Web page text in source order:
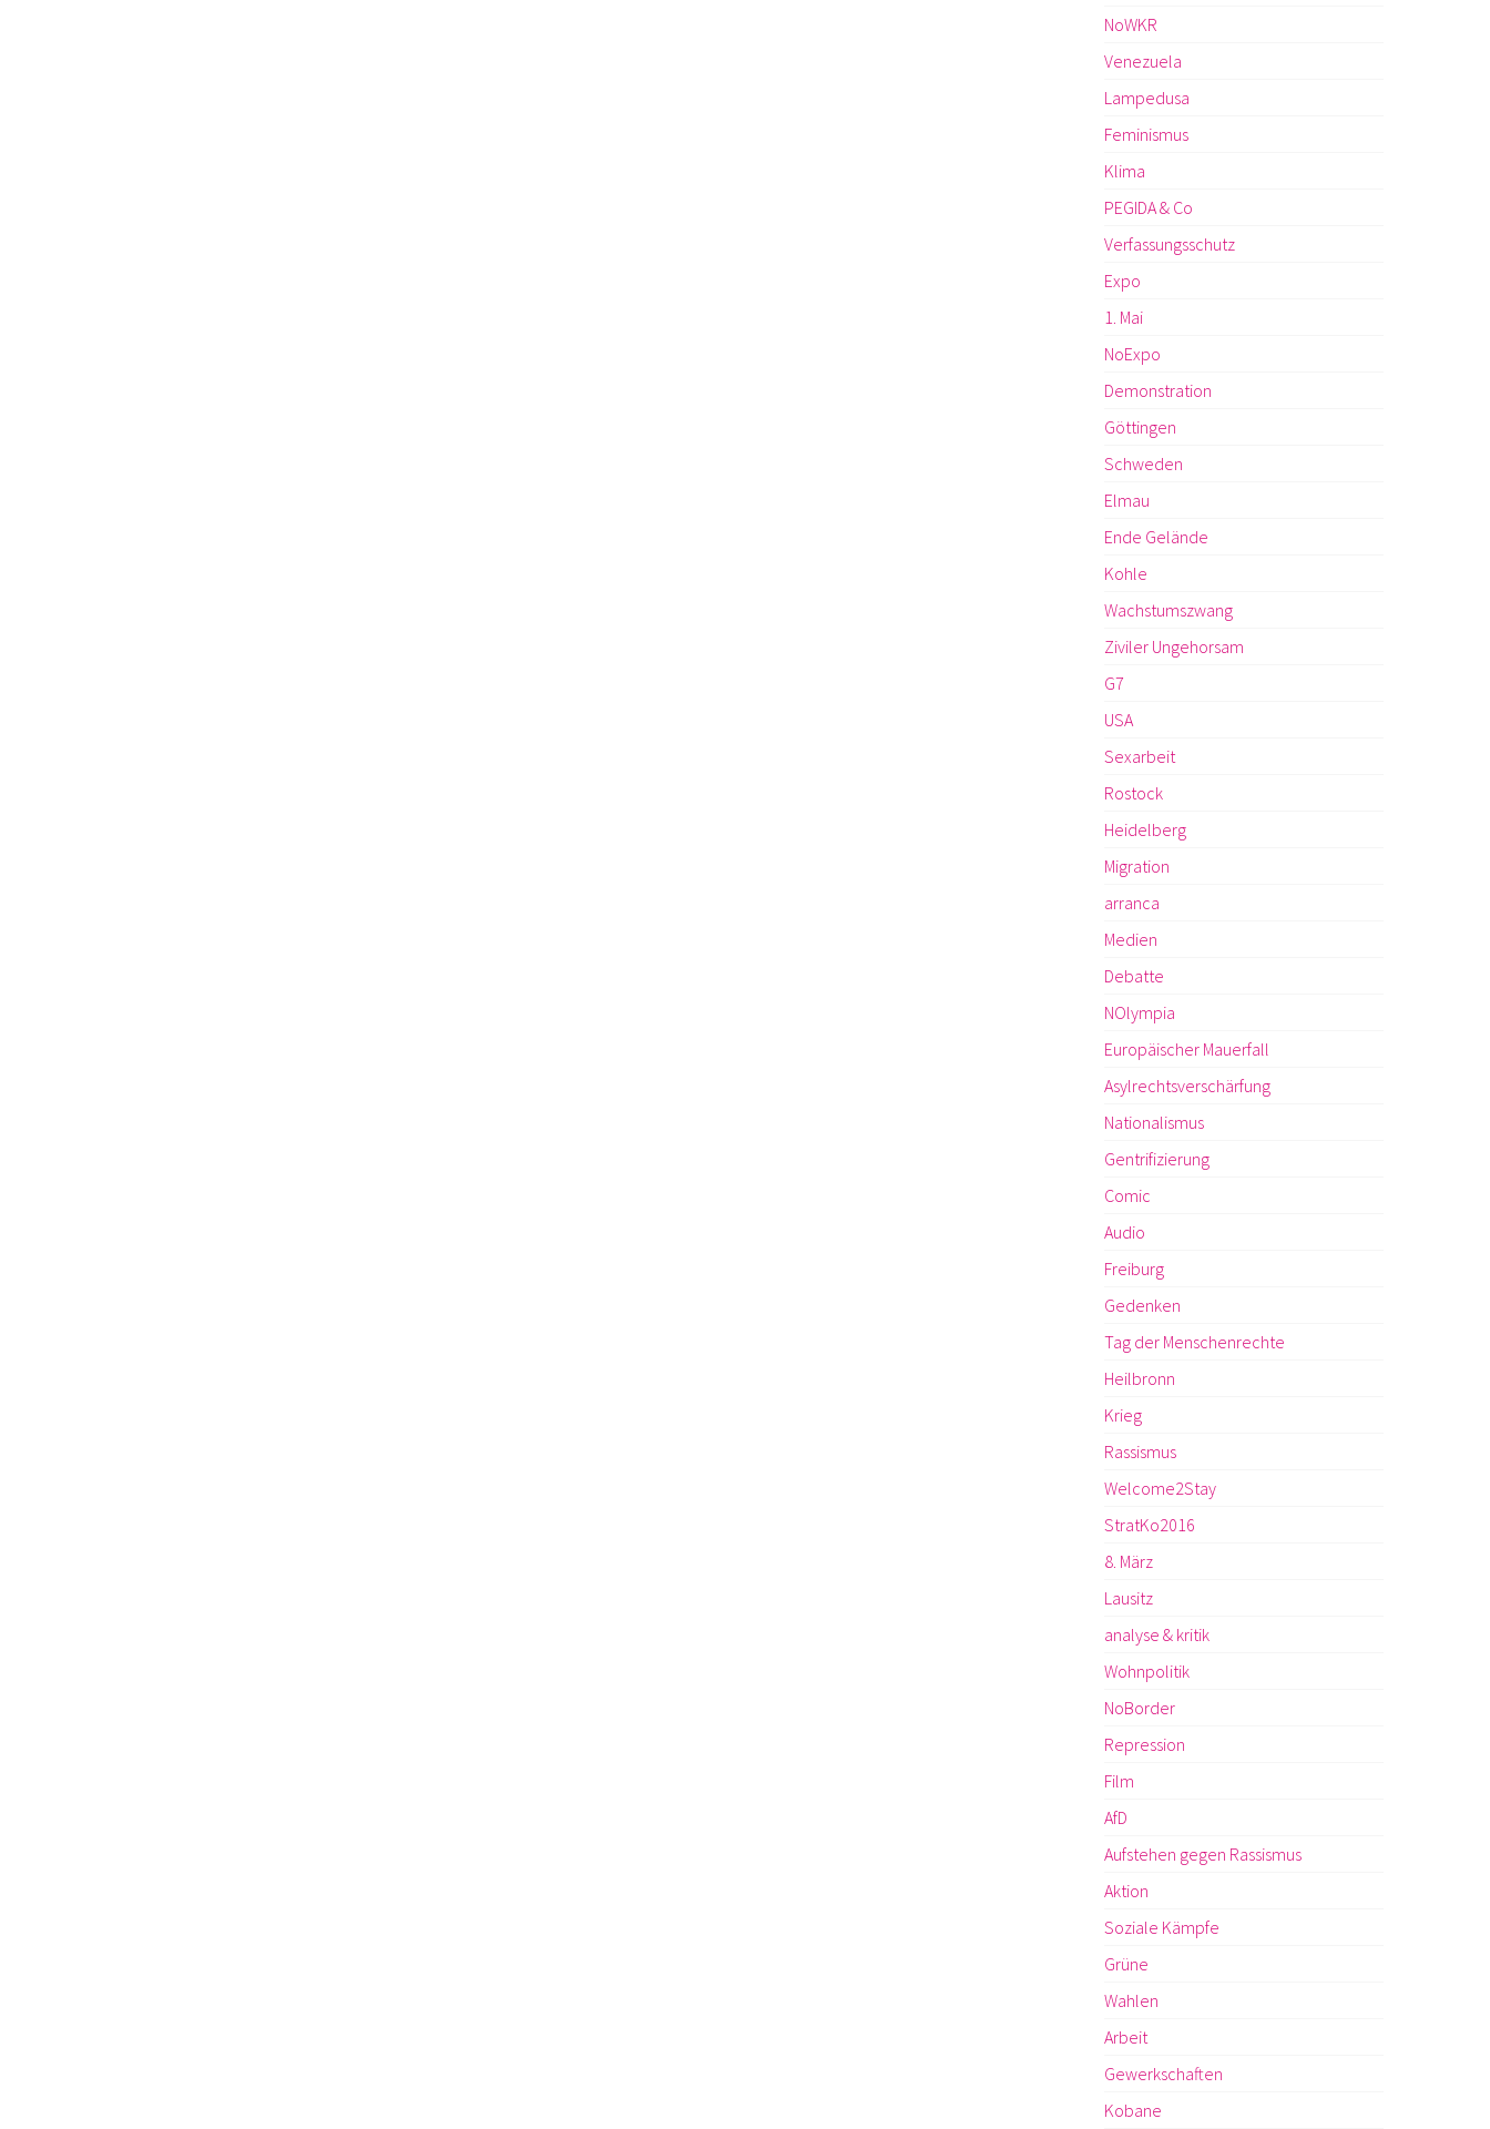
NoWKR
Venezuela
Lampedusa
Feminismus
Klima
PEGIDA & Co
Verfassungsschutz
Expo
1. Mai
NoExpo
Demonstration
Göttingen
Schweden
Elmau
Ende Gelände
Kohle
Wachstumszwang
Ziviler Ungehorsam
G7
USA
Sexarbeit
Rostock
Heidelberg
Migration
arranca
Medien
Debatte
NOlympia
Europäischer Mauerfall
Asylrechtsverschärfung
Nationalismus
Gentrifizierung
Comic
Audio
Freiburg
Gedenken
Tag der Menschenrechte
Heilbronn
Krieg
Rassismus
Welcome2Stay
StratKo2016
8. März
Lausitz
analyse & kritik
Wohnpolitik
NoBorder
Repression
Film
AfD
Aufstehen gegen Rassismus
Aktion
Soziale Kämpfe
Grüne
Wahlen
Arbeit
Gewerkschaften
Kobane